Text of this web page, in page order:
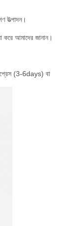
উত্পাদন।
করে আমাদের জানান।
(3-6days) বা